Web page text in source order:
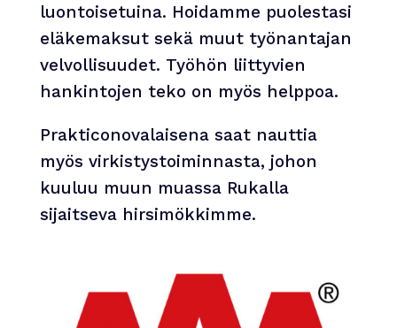
luontoisetuina. Hoidamme puolestasi
eläkemaksut sekä muut työnantajan
velvollisuudet. Työhön liittyvien
hankintojen teko on myös helppoa.
Prakticonovalaisena saat nauttia
myös virkistystoiminnasta, johon
kuuluu muun muassa Rukalla
sijaitseva hirsimökkimme.